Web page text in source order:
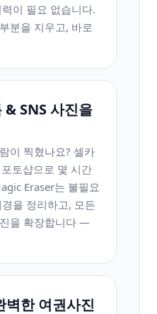
이 필요 없습니다.
분을 지우고, 바로
& SNS 사진을
이 찍혔나요? 셀카
토샵으로 몇 시간
Eraser는 불필요
을 정리하고, 모든
을 확장합니다 —
한 여권사진